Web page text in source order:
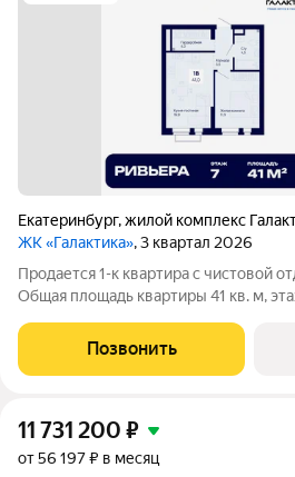
Екатеринбург,жилой комплекс
ЖК «Галактика», 3 квартал 2026
Продается 1-к квартира с чистовой
Общая площадь квартиры 41 кв. м, этаж 7 из 18. ЖК «Галактика»
проспекте Космонавтов. Это формат
городскую
Позвонить
11 731 200 ₽
от 56 197 ₽ в месяц